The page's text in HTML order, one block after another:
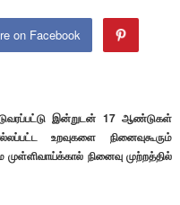
on Facebook
இன்றுடன் 17 ஆண்டுகள்
உறவுகளை நினைவுகூரும்
நினைவு முற்றத்தில்